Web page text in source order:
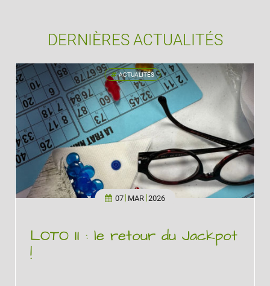
DERNIÈRES ACTUALITÉS
ACTUALITÉS '
07 MAR 2026
LOTO II : le retour du Jackpot
!